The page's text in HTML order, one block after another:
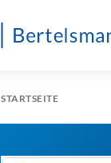
STARTSEITE